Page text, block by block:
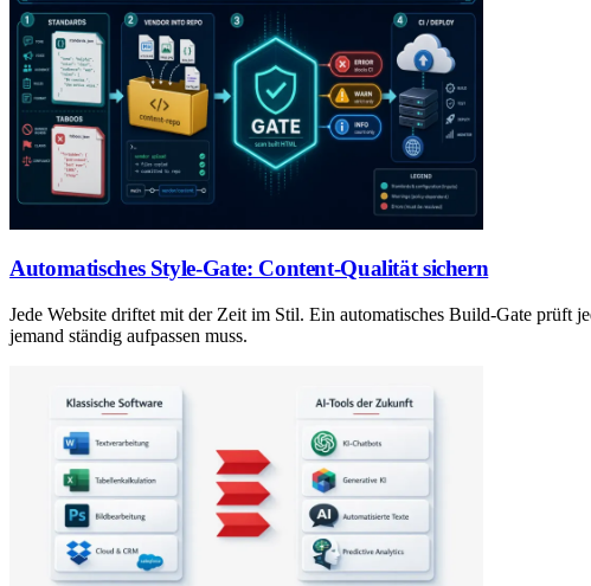
Automatisches Style-Gate: Content-Qualität sichern
Jede Website driftet mit der Zeit im Stil. Ein automatisches Build-Gate prüft
jemand ständig aufpassen muss.